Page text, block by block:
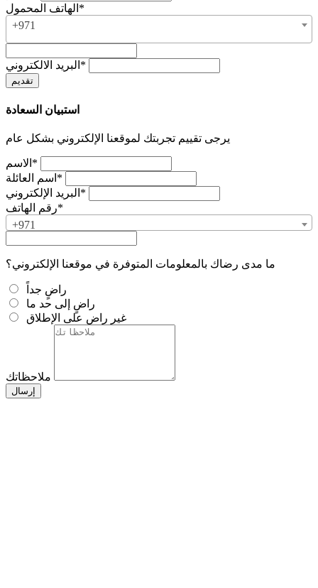
الهاتف المحمول*
+971
البريد الالكتروني*
استبيان السعادة
يرجى تقييم تجربتك لموقعنا الإلكتروني بشكل عام
الاسم*
اسم العائلة*
البريد الإلكتروني*
رقم الهاتف*
+971
ما مدى رضاك بالمعلومات المتوفرة في موقعنا الإلكتروني؟
راضٍ جداً
راضٍ إلى حد ما
غير راضٍ على الإطلاق
ملاحظاتك